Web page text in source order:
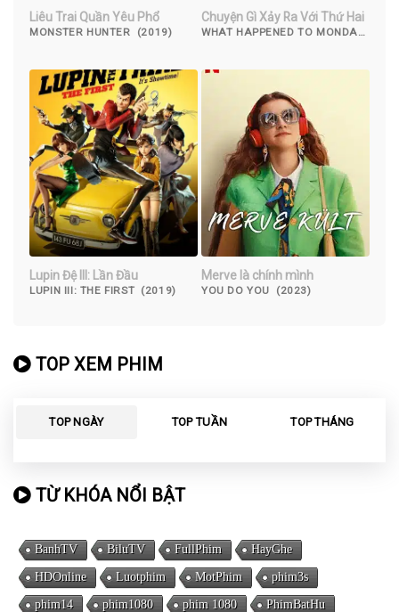
Liêu Trai Quần Yêu Phổ
MONSTER HUNTER (2019)
Chuyện Gì Xảy Ra Với Thứ Hai
WHAT HAPPENED TO MONDAY
Lupin Đệ III: Lần Đầu
LUPIN III: THE FIRST (2019)
Merve là chính mình
YOU DO YOU (2023)
TOP XEM PHIM
TOP NGÀY TOP TUẦN TOP THÁNG
TỪ KHÓA NỔI BẬT
BanhTV BiluTV FullPhim HayGhe
HDOnline Luotphim MotPhim phim3s
phim14 phim1080 phim 1080 PhimBatHu